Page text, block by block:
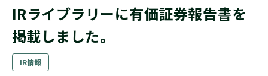
IRライブラリーに有価証券報告書を
掲載しました。
IR情報